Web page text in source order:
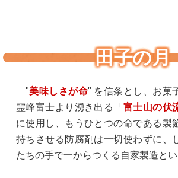
田子の月
"美味しさが命" を信条とし、お菓
霊峰富士より湧き出る「 富士山の伏
に使用し、もうひとつの命である製
持ちさせる防腐剤は一切使わずに、
たちの手で一からつくる自家製造とい